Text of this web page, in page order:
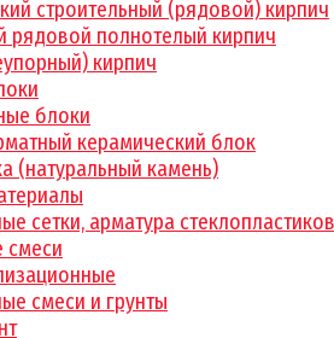
строительный (рядовой) кирпич
рядовой полнотелый кирпич
кирпич
блоки
керамический блок
(натуральный камень)
сетки, арматура
смеси
смеси и грунты